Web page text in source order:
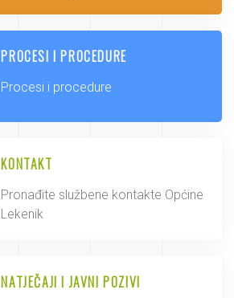
PROCESI I PROCEDURE
Procesi i procedure
KONTAKT
Pronađite službene kontakte Općine
Lekenik
NATJEČAJI I JAVNI POZIVI